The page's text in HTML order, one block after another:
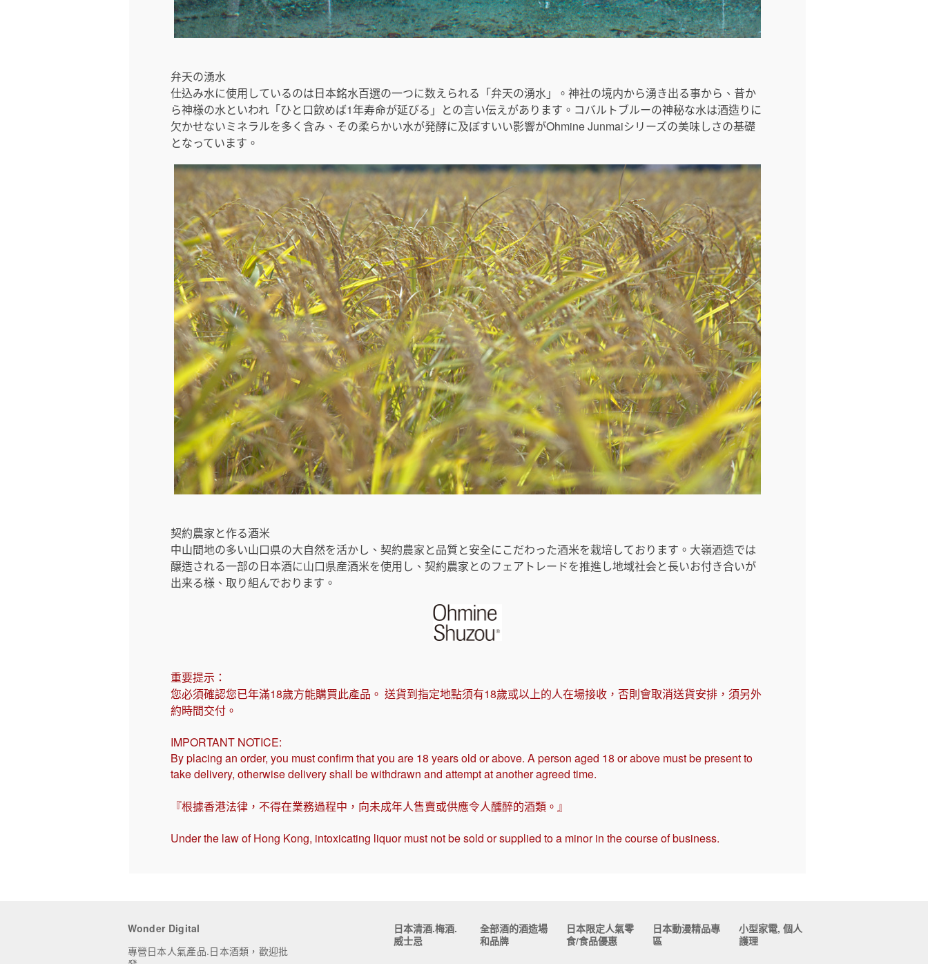
弁天の湧水
仕込み水に使用しているのは日本銘水百選の一つに数えられる「弁天の湧水」。神社の境内から湧き出る事から、昔か
ら神様の水といわれ「ひと口飲めば1年寿命が延びる」との言い伝えがあります。コバルトブルーの神秘な水は酒造りに
欠かせないミネラルを多く含み、その柔らかい水が発酵に及ぼすいい影響がOhmine Junmaiシリーズの美味しさの基礎
となっています。
契約農家と作る酒米
中山間地の多い山口県の大自然を活かし、契約農家と品質と安全にこだわった酒米を栽培しております。大嶺酒造では
醸造される一部の日本酒に山口県産酒米を使用し、契約農家とのフェアトレードを推進し地域社会と長いお付き合いが
出来る様、取り組んでおります。
重要提示：
您必須確認您已年滿18歲方能購買此產品。 送貨到指定地點須有18歲或以上的人在場接收，否則會取消送貨安排，須另外
約時間交付。
IMPORTANT NOTICE:
By placing an order, you must confirm that you are 18 years old or above. A person aged 18 or above must be present to
take delivery, otherwise delivery shall be withdrawn and attempt at another agreed time.
『根據香港法律，不得在業務過程中，向未成年人售賣或供應令人醺醉的酒類。』
Under the law of Hong Kong, intoxicating liquor must not be sold or supplied to a minor in the course of business.
Wonder Digital
專營日本人氣產品.日本酒類，歡迎批
日本清酒.梅酒.
威士忌
全部酒的酒造場
和品牌
日本限定人氣零
食/食品優惠
日本動漫精品專
區
小型家電, 個人
護理